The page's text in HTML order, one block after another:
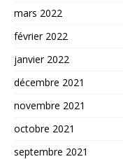
mars 2022
février 2022
janvier 2022
décembre 2021
novembre 2021
octobre 2021
septembre 2021